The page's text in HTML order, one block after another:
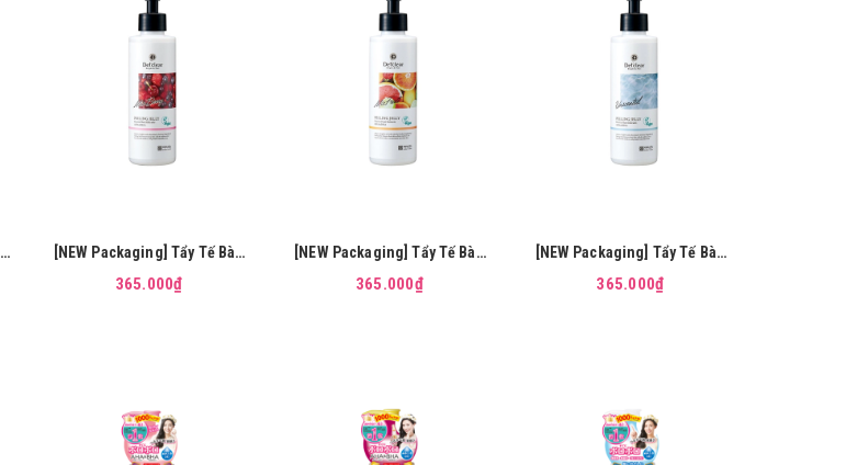
[NEW Packaging] Tẩy Tế Bào
Detclear AHA BHA (Hương
365.000₫
[NEW Packaging] Tẩy Tế Bào
Detclear AHA BHA (Hương trái
365.000₫
[NEW Packaging] Tẩy Tế Bào
Detclear AHA BHA (Không
365.000₫